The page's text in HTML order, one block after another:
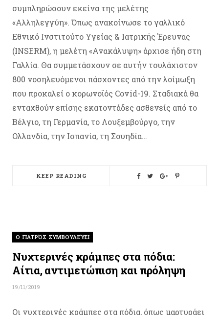
συμπληρώσουν εκείνα της μελέτης
«Αλληλεγγύη». Όπως ανακοίνωσε το γαλλικό
Εθνικό Ινστιτούτο Υγείας & Ιατρικής Έρευνας
(INSERM), η μελέτη «Ανακάλυψη» άρχισε ήδη στη
Γαλλία. Θα συμμετάσχουν σε αυτήν τουλάχιστον
800 νοσηλευόμενοι πάσχοντες από την λοίμωξη
που προκαλεί ο κορωνοϊός Covid-19. Σταδιακά θα
ενταχθούν επίσης εκατοντάδες ασθενείς από το
Βέλγιο, τη Γερμανία, το Λουξεμβούργο, την
Ολλανδία, την Ισπανία, τη Σουηδία…
KEEP READING
O ΓΙΑΤΡΌΣ ΣΥΜΒΟΥΛΕΎΕΙ
Νυχτερινές κράμπες στα πόδια:
Αίτια, αντιμετώπιση και πρόληψη
19/11/2019
Οι νυχτερινές κράμπες στα πόδια, όπως μαρτυράει